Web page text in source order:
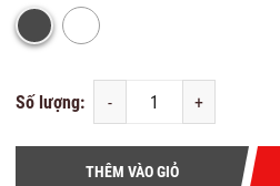
Số lượng: - +
THÊM VÀO GIỎ